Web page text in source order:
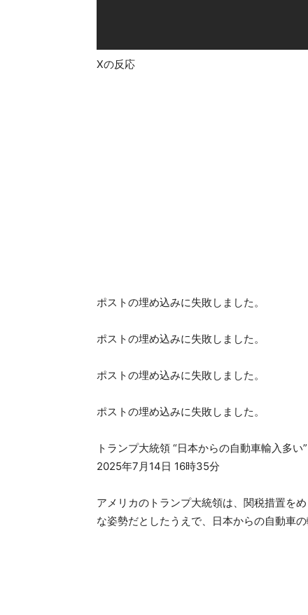
Xの反応
ポストの埋め込みに失敗しました。
ポストの埋め込みに失敗しました。
ポストの埋め込みに失敗しました。
ポストの埋め込みに失敗しました。
トランプ大統領 “日本からの自動車輸入多い
2025年7月14日 16時35分
アメリカのトランプ大統領は、関税措置を
な姿勢だとしたうえで、日本からの自動車